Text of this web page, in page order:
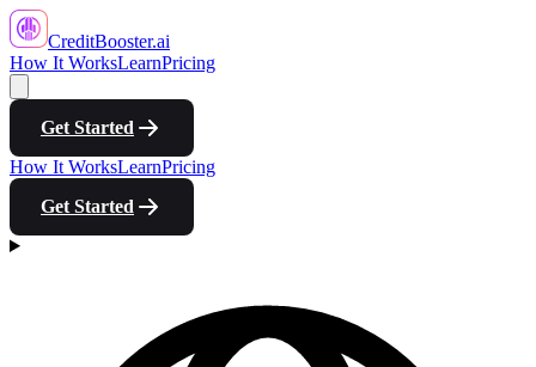
CreditBooster.ai
How It WorksLearnPricing
Get Started
How It WorksLearnPricing
Get Started